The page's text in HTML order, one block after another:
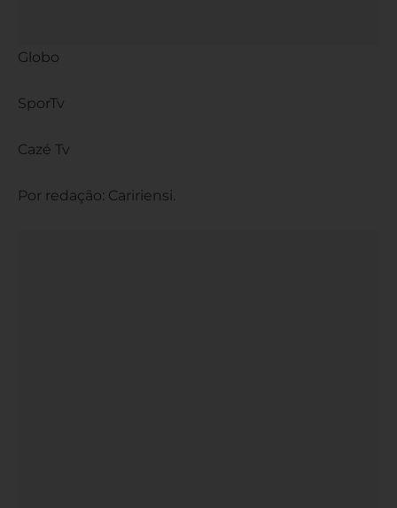
Globo
SporTv
Cazé Tv
Por redação: Caririensi.